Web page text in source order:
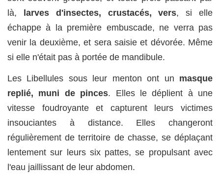
là,
larves d'insectes, crustacés, vers, si elle
échappe à la première embuscade, ne verra pas
venir la deuxième, et sera saisie et dévorée. Même
si elle n'était pas à portée de mandibule.
Les Libellules sous leur menton ont un masque
replié, muni de pinces. Elles le déplient à une
vitesse foudroyante et capturent leurs victimes
insouciantes à distance. Elles changeront
régulièrement de territoire de chasse, se déplaçant
lentement sur leurs six pattes, se propulsant avec
l'eau jaillissant de leur abdomen.